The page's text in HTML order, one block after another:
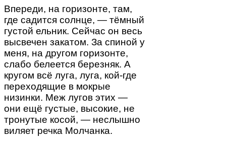
Впереди, на горизонте, там,
где садится солнце, — тёмный
густой ельник. Сейчас он весь
высвечен закатом. За спиной у
меня, на другом горизонте,
слабо белеется березняк. А
кругом всё луга, луга, кой-где
переходящие в мокрые
низинки. Меж лугов этих —
они ещё густые, высокие, не
тронутые косой, — неслышно
виляет речка Молчанка.